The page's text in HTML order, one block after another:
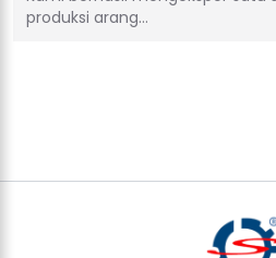
produksi arang…